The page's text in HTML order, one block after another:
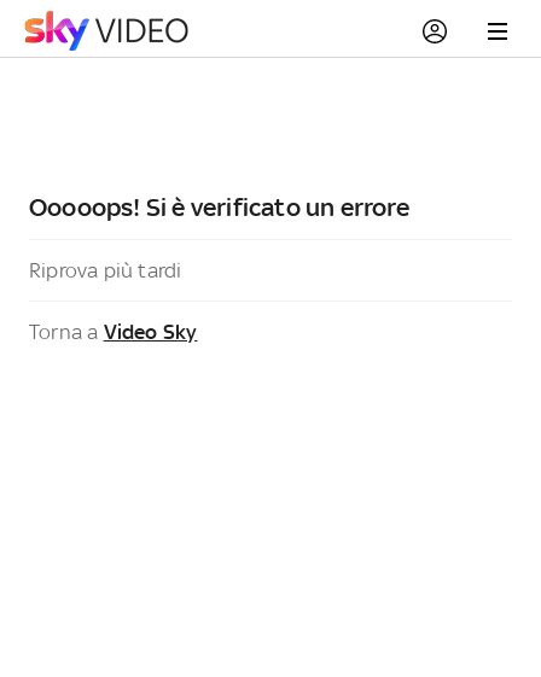
Ooooops! Si è verificato un errore
Riprova più tardi
Torna a Video Sky